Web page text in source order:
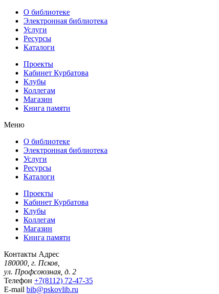
О библиотеке
Электронная библиотека
Услуги
Ресурсы
Каталоги
Проекты
Кабинет Курбатова
Клубы
Коллегам
Магазин
Книга памяти
Меню
О библиотеке
Электронная библиотека
Услуги
Ресурсы
Каталоги
Проекты
Кабинет Курбатова
Клубы
Коллегам
Магазин
Книга памяти
Контакты Адрес
180000, г. Псков,
ул. Профсоюзная, д. 2
Телефон +7(8112) 72-47-35
E-mail bib@pskovlib.ru